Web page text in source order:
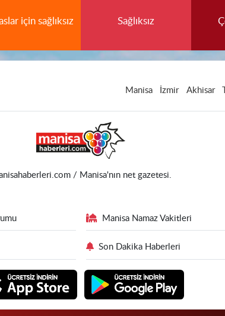
için sağlıksız Sağlıksız
Manisa İzmir Akhisar
/ Manisa'nın net gazetesi.
Manisa Namaz Vakitleri
Son Dakika Haberleri